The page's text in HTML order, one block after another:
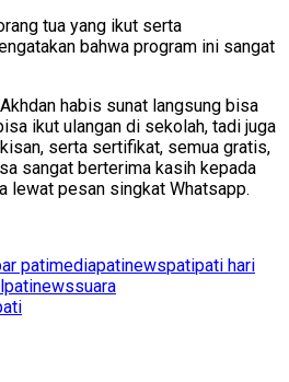
tua yang ikut serta
bahwa program ini sangat
habis sunat langsung bisa
ikut ulangan di sekolah, tadi juga
serta sertifikat, semua gratis,
sangat berterima kasih kepada
lewat pesan singkat Whatsapp.
patimediapatinewspatipati hari
suara